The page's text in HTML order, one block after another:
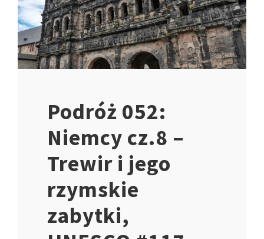
Podróż 052:
Niemcy cz.8 –
Trewir i jego
rzymskie
zabytki,